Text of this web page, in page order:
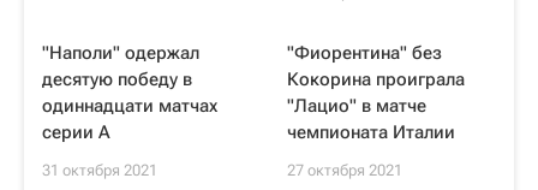
"Наполи" одержал
десятую победу в
одиннадцати матчах
серии А
31 октября 2021
"Фиорентина" без
Кокорина проиграла
"Лацио" в матче
чемпионата Италии
27 октября 2021